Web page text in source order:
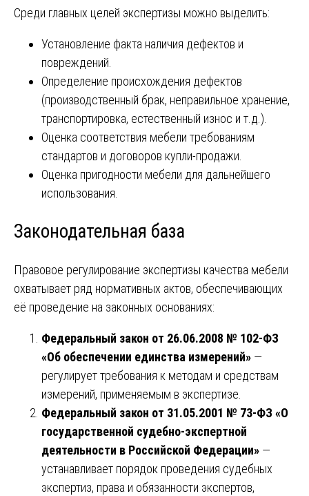
Среди главных целей экспертизы можно выделить:
Установление факта наличия дефектов и
повреждений.
Определение происхождения дефектов
(производственный брак, неправильное хранение,
транспортировка, естественный износ и т.д.).
Оценка соответствия мебели требованиям
стандартов и договоров купли-продажи.
Оценка пригодности мебели для дальнейшего
использования.
Законодательная база
Правовое регулирование экспертизы качества мебели
охватывает ряд нормативных актов, обеспечивающих
её проведение на законных основаниях:
Федеральный закон от 26.06.2008 № 102-ФЗ
«Об обеспечении единства измерений» —
регулирует требования к методам и средствам
измерений, применяемым в экспертизе.
Федеральный закон от 31.05.2001 № 73-ФЗ «О
государственной судебно-экспертной
деятельности в Российской Федерации» —
устанавливает порядок проведения судебных
экспертиз, права и обязанности экспертов,